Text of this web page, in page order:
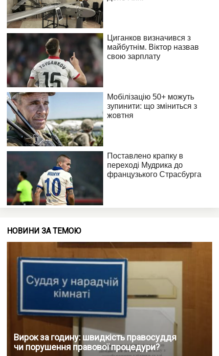
НОВИНИ ЗА ТЕМОЮ
Вирок за годину: швидкість правосуддя
чи порушення правової процедури?